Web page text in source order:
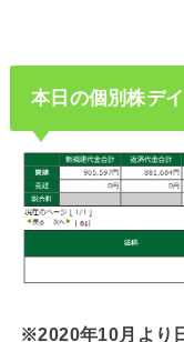
本日の個別株デ
※2020年10月より